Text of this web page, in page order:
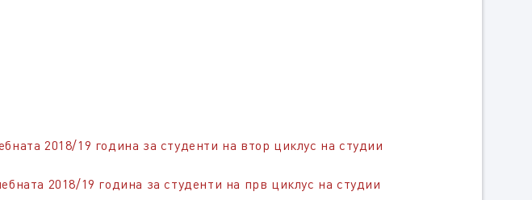
2018/19 година за студенти на втор циклус на студии
2018/19 година за студенти на прв циклус на студии